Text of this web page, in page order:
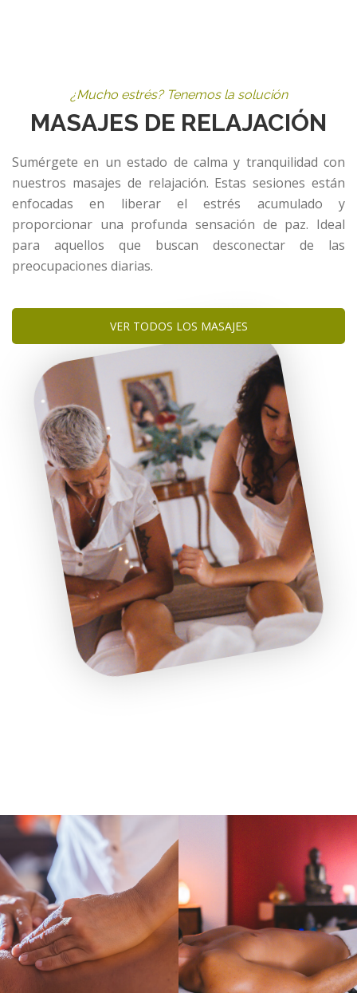
¿Mucho estrés? Tenemos la solución
MASAJES DE RELAJACIÓN
Sumérgete en un estado de calma y tranquilidad con
nuestros masajes de relajación. Estas sesiones están
enfocadas en liberar el estrés acumulado y
proporcionar una profunda sensación de paz. Ideal
para aquellos que buscan desconectar de las
preocupaciones diarias.
VER TODOS LOS MASAJES